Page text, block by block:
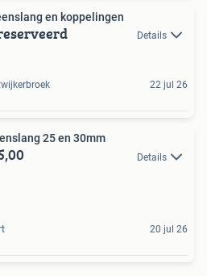
en koppelingen
Details
22 jul 26
25 en 30mm
Details
20 jul 26